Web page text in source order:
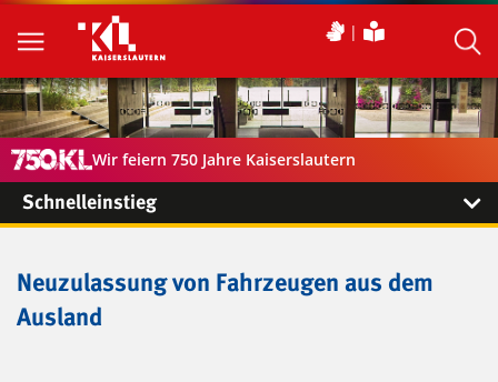
Wir feiern 750 Jahre Kaiserslautern
Schnelleinstieg
Neuzulassung von Fahrzeugen aus dem
Ausland